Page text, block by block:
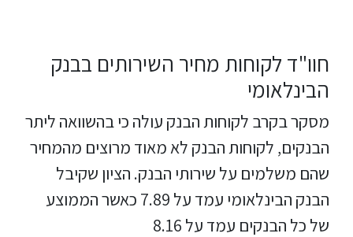
חוו"ד לקוחות מחיר השירותים בבנק
הבינלאומי
מסקר בקרב לקוחות הבנק עולה כי בהשוואה ליתר
הבנקים, לקוחות הבנק לא מאוד מרוצים מהמחיר
שהם משלמים על שירותי הבנק. הציון שקיבל
הבנק הבינלאומי עמד על 7.89 כאשר הממוצע
של כל הבנקים עמד על 8.16